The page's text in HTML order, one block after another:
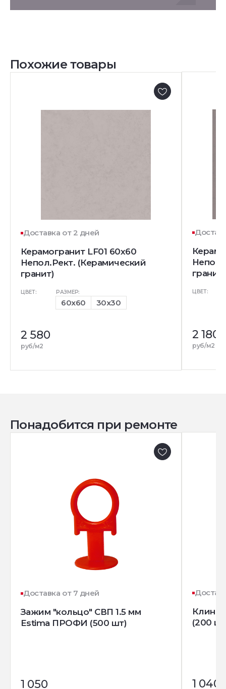
Похожие товары
Доставка от 2 дней
Керамогранит LF01 60x60
Непол.Рект. (Керамический
гранит)
ЦВЕТ: РАЗМЕР:
60x60 30x30
2 580
руб/м2
гранит)
ЦВЕТ:
2 180
руб/м2
Понадобится при ремонте
Доставка от 7 дней
Зажим "кольцо" СВП 1.5 мм
Estima ПРОФИ (500 шт)
1 050
Клин
(200
1 040